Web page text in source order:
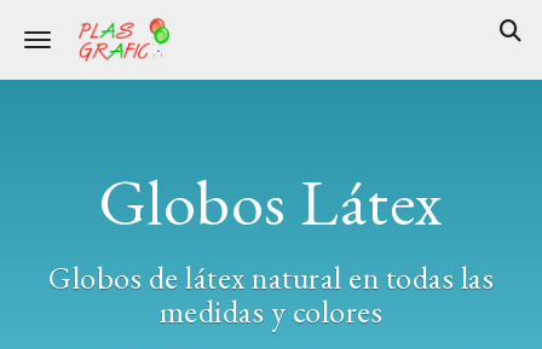
Toggle navigation
Globos Látex
Globos de látex natural en todas las
medidas y colores